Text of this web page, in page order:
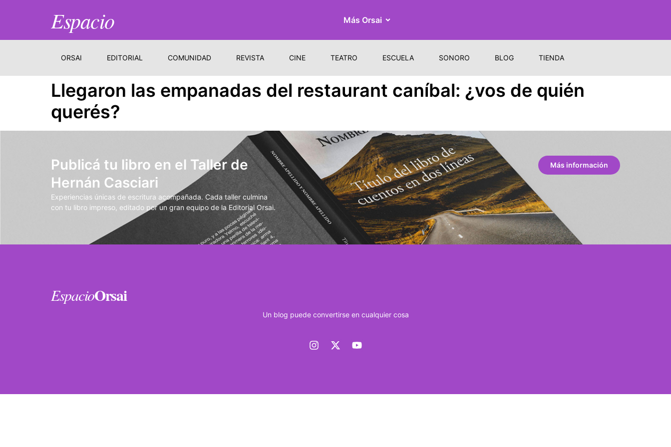
Espacio Más Orsai
ORSAI EDITORIAL COMUNIDAD REVISTA CINE TEATRO ESCUELA SONORO BLOG TIENDA
Llegaron las empanadas del restaurant caníbal: ¿vos de quién
querés?
Publicá tu libro en el Taller de
Hernán Casciari
Experiencias únicas de escritura acompañada. Cada taller culmina
con tu libro impreso, editado por un gran equipo de la Editorial Orsai.
Más información
EspacioOrsai
Un blog puede convertirse en cualquier cosa